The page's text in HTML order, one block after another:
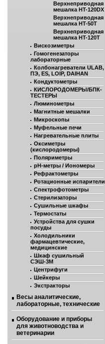
Верхнеприводная
мешалка HT-120DX
Верхнеприводная
мешалка HT-50T
Верхнеприводная
мешалка HT-120T
Вискозиметры
Гомогенезаторы
лабораторные
Колбонагреватели ULAB,
ПЭ, ES, LOIP, DAIHAN
Кондуктометры
КИСЛОРОДОМЕРЫ/БПК-
ТЕСТЕРЫ
Люминометры
Магнитные мешалки
Микроскопы
Муфельные печи
Нагревательные плиты
Оксиметры
(кислородомеры)
Поляриметры
рН-метры / Иономеры
Рефрактометры
Ротационные испарители
Спектрофотометры
Стерилизаторы
Сушильные шкафы
Термостаты
Устройства для сушки
посуды
Холодильники
фармацевтические,
медицинские
Шкаф сушильный
СЭШ-3М
Центрифуги
Шейкеры
Экстракторы
Весы аналитические,
лабораторные, технические
Оборудование и приборы
для животноводства и
ветеринарии